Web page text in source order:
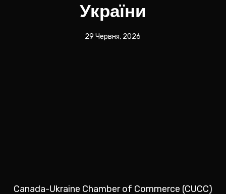
України
29 Червня, 2026
Canada-Ukraine Chamber of Commerce (CUCC)